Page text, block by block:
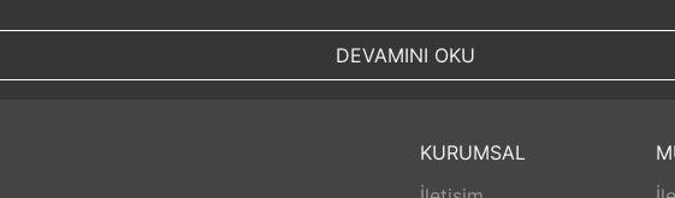
DEVAMINI OKU
KURUMSAL